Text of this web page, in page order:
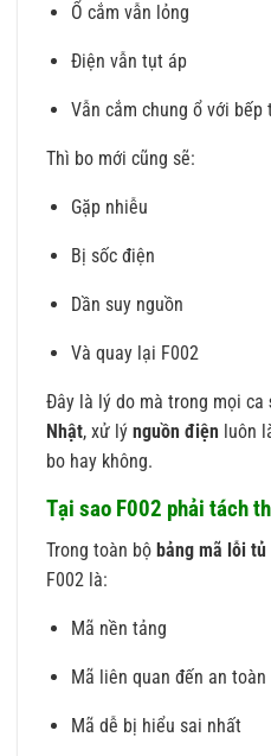
Ổ cắm vẫn lỏng
Điện vẫn tụt áp
Vẫn cắm chung ổ với bếp
Thì bo mới cũng sẽ:
Gặp nhiễu
Bị sốc điện
Dần suy nguồn
Và quay lại F002
Đây là lý do mà trong mọi ca
Nhật, xử lý nguồn điện luôn
bo hay không.
Tại sao F002 phải tách
Trong toàn bộ bảng mã lỗi
F002 là:
Mã nền tảng
Mã liên quan đến an toàn
Mã dễ bị hiểu sai nhất